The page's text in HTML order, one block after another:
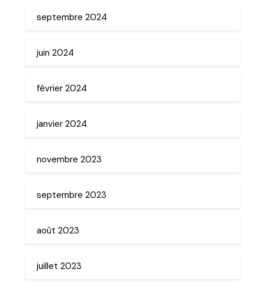
septembre 2024
juin 2024
février 2024
janvier 2024
novembre 2023
septembre 2023
août 2023
juillet 2023